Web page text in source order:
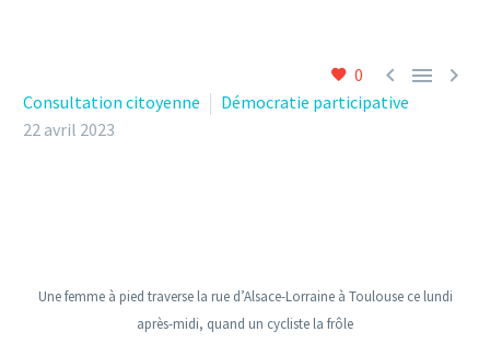
0   
Consultation citoyenne
Démocratie participative
22 avril 2023
Une femme à pied traverse la rue d’Alsace-Lorraine à Toulouse ce lundi
après-midi, quand un cycliste la frôle